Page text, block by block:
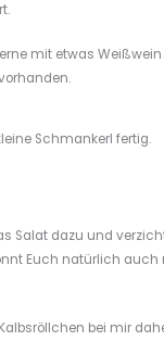
mit etwas
Schmankerl fertig.
Salat dazu und
Euch natürlich
bei mir